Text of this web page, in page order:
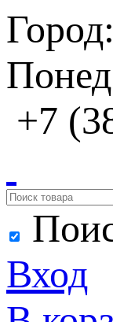
+7
Вход